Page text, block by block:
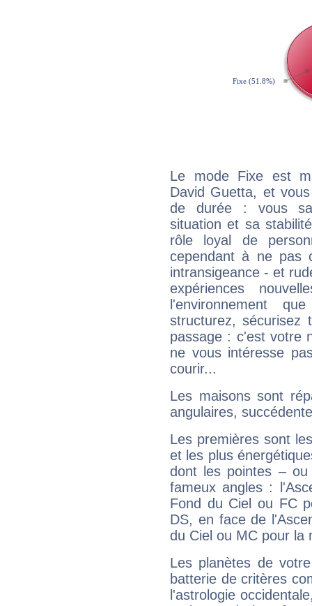
Le mode Fixe est
David Guetta, et
de durée : vous
situation et sa
rôle loyal de
cependant à ne pas
intransigeance - et
expériences
l'environnement
structurez, sécurisez
passage : c'est votre
ne vous intéresse
courir...
Les maisons sont
angulaires,
Les premières sont
et les plus
dont les pointes –
fameux angles :
Fond du Ciel ou FC
DS, en face de
du Ciel ou MC pour la
Les planètes de
batterie de critères
l'astrologie